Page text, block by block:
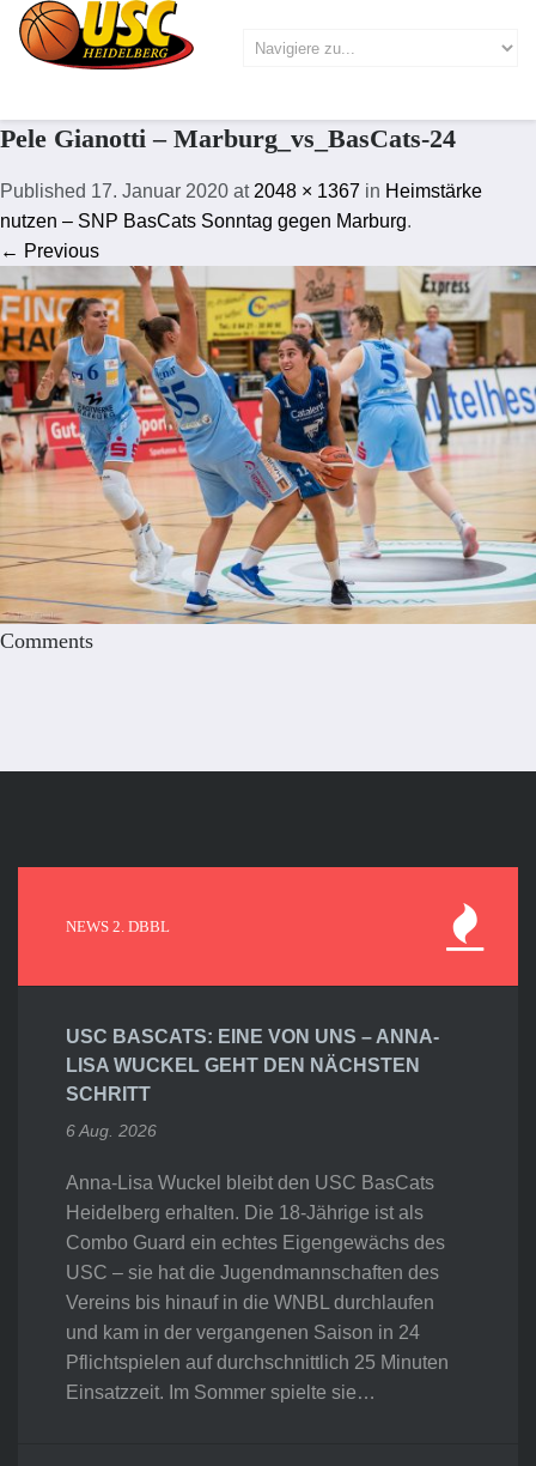
Pele Gianotti – Marburg_vs_BasCats-24
Published 17. Januar 2020 at 2048 × 1367 in Heimstärke
nutzen – SNP BasCats Sonntag gegen Marburg.
← Previous
Comments
NEWS 2. DBBL
USC BASCATS: EINE VON UNS – ANNA-
LISA WUCKEL GEHT DEN NÄCHSTEN
SCHRITT
6 Aug. 2026
Anna-Lisa Wuckel bleibt den USC BasCats
Heidelberg erhalten. Die 18-Jährige ist als
Combo Guard ein echtes Eigengewächs des
USC – sie hat die Jugendmannschaften des
Vereins bis hinauf in die WNBL durchlaufen
und kam in der vergangenen Saison in 24
Pflichtspielen auf durchschnittlich 25 Minuten
Einsatzzeit. Im Sommer spielte sie…